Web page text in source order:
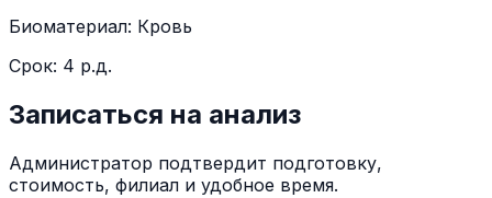
Биоматериал: Кровь
Срок: 4 р.д.
Записаться на анализ
Администратор подтвердит подготовку,
стоимость, филиал и удобное время.